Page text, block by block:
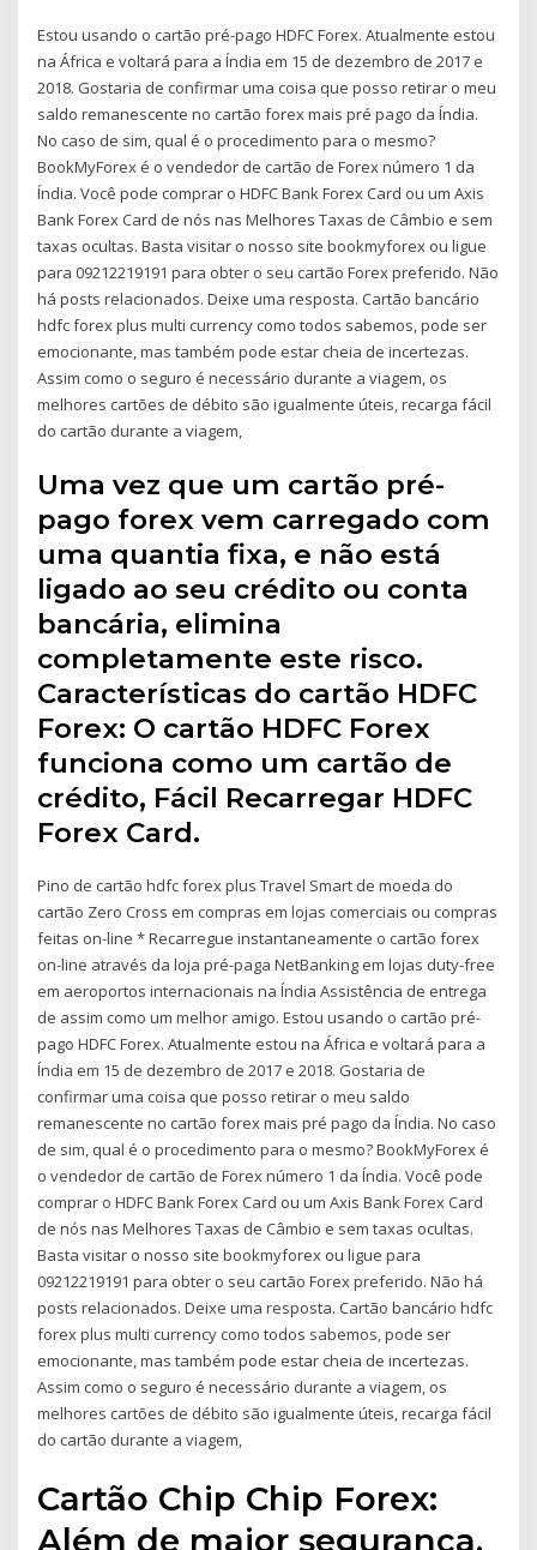
Estou usando o cartão pré-pago HDFC Forex. Atualmente estou
na África e voltará para a Índia em 15 de dezembro de 2017 e
2018. Gostaria de confirmar uma coisa que posso retirar o meu
saldo remanescente no cartão forex mais pré pago da Índia.
No caso de sim, qual é o procedimento para o mesmo?
BookMyForex é o vendedor de cartão de Forex número 1 da
Índia. Você pode comprar o HDFC Bank Forex Card ou um Axis
Bank Forex Card de nós nas Melhores Taxas de Câmbio e sem
taxas ocultas. Basta visitar o nosso site bookmyforex ou ligue
para 09212219191 para obter o seu cartão Forex preferido. Não
há posts relacionados. Deixe uma resposta. Cartão bancário
hdfc forex plus multi currency como todos sabemos, pode ser
emocionante, mas também pode estar cheia de incertezas.
Assim como o seguro é necessário durante a viagem, os
melhores cartões de débito são igualmente úteis, recarga fácil
do cartão durante a viagem,
Uma vez que um cartão pré-
pago forex vem carregado com
uma quantia fixa, e não está
ligado ao seu crédito ou conta
bancária, elimina
completamente este risco.
Características do cartão HDFC
Forex: O cartão HDFC Forex
funciona como um cartão de
crédito, Fácil Recarregar HDFC
Forex Card.
Pino de cartão hdfc forex plus Travel Smart de moeda do
cartão Zero Cross em compras em lojas comerciais ou compras
feitas on-line * Recarregue instantaneamente o cartão forex
on-line através da loja pré-paga NetBanking em lojas duty-free
em aeroportos internacionais na Índia Assistência de entrega
de assim como um melhor amigo. Estou usando o cartão pré-
pago HDFC Forex. Atualmente estou na África e voltará para a
Índia em 15 de dezembro de 2017 e 2018. Gostaria de
confirmar uma coisa que posso retirar o meu saldo
remanescente no cartão forex mais pré pago da Índia. No caso
de sim, qual é o procedimento para o mesmo? BookMyForex é
o vendedor de cartão de Forex número 1 da Índia. Você pode
comprar o HDFC Bank Forex Card ou um Axis Bank Forex Card
de nós nas Melhores Taxas de Câmbio e sem taxas ocultas.
Basta visitar o nosso site bookmyforex ou ligue para
09212219191 para obter o seu cartão Forex preferido. Não há
posts relacionados. Deixe uma resposta. Cartão bancário hdfc
forex plus multi currency como todos sabemos, pode ser
emocionante, mas também pode estar cheia de incertezas.
Assim como o seguro é necessário durante a viagem, os
melhores cartões de débito são igualmente úteis, recarga fácil
do cartão durante a viagem,
Cartão Chip Chip Forex:
Além de maior segurança,